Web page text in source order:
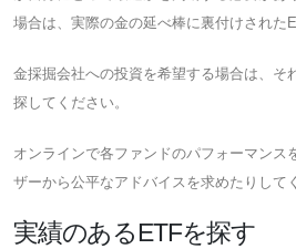
場合は、実際の金の延べ棒に裏付けされた
金採掘会社への投資を希望する場合は、そ
探してください。
オンラインで各ファンドのパフォーマンス
ザーから公平なアドバイスを求めたりして
実績のあるETFを探す